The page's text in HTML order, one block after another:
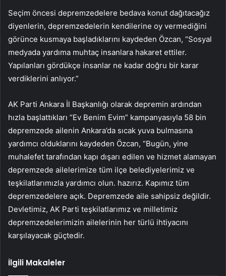
Seçim öncesi depremzedelere bedava konut dağıtacağız
diyenlerin, depremzedelerin kendilerine oy vermediğini
görünce kusmaya başladıklarını kaydeden Özcan, “Sosyal
medyada yardıma muhtaç insanlara hakaret ettiler.
Yapılanları gördükçe insanlar ne kadar doğru bir karar
verdiklerini anlıyor.”
AK Parti Ankara İl Başkanlığı olarak depremin ardından
hızla başlattıkları “Ev Benim Evim” kampanyasıyla 58 bin
depremzede ailenin Ankara’da sıcak yuva bulmasına
yardımcı olduklarını kaydeden Özcan, “Bugün, yine
muhalefet tarafından kapı dışarı edilen ve hizmet alamayan
depremzede ailelerimize tüm ilçe belediyelerimiz ve
teşkilatlarımızla yardımcı olun. hazırız. Kapımız tüm
depremzedelere açık. Depremzede aile sahipsiz değildir.
Devletimiz, AK Parti teşkilatlarımız ve milletimiz
depremzedelerimizin ailelerinin her türlü ihtiyacını
karşılayacak güçtedir.
İlgili Makaleler